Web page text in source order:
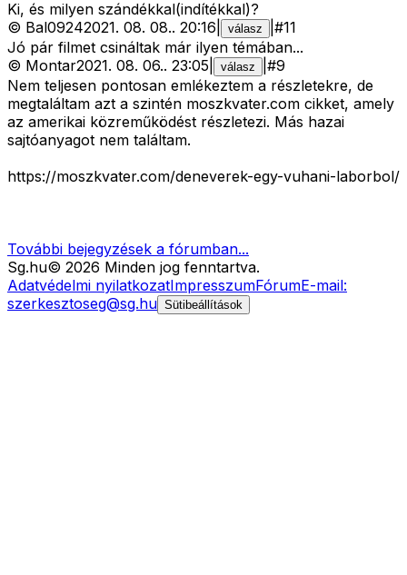
Ki, és milyen szándékkal(indítékkal)?
© Bal09242021. 08. 08.. 20:16 válasz #11
Jó pár filmet csináltak már ilyen témában...
© Montar2021. 08. 06.. 23:05 válasz #9
Nem teljesen pontosan emlékeztem a részletekre, de
megtaláltam azt a szintén moszkvater.com cikket, amely
az amerikai közreműködést részletezi. Más hazai
sajtóanyagot nem találtam.
https://moszkvater.com/deneverek-egy-vuhani-laborbol/
További bejegyzések a fórumban...
Sg.hu© 2026 Minden jog fenntartva.
Adatvédelmi nyilatkozatImpresszumFórumE-mail:
szerkesztoseg@sg.hu Sütibeállítások